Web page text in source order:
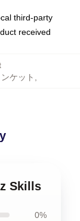
third-party
received
ケット
Skills
0%